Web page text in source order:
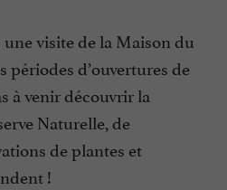
visite de la Maison du
périodes d’ouvertures de
à venir découvrir la
Naturelle, de
de plantes et
!